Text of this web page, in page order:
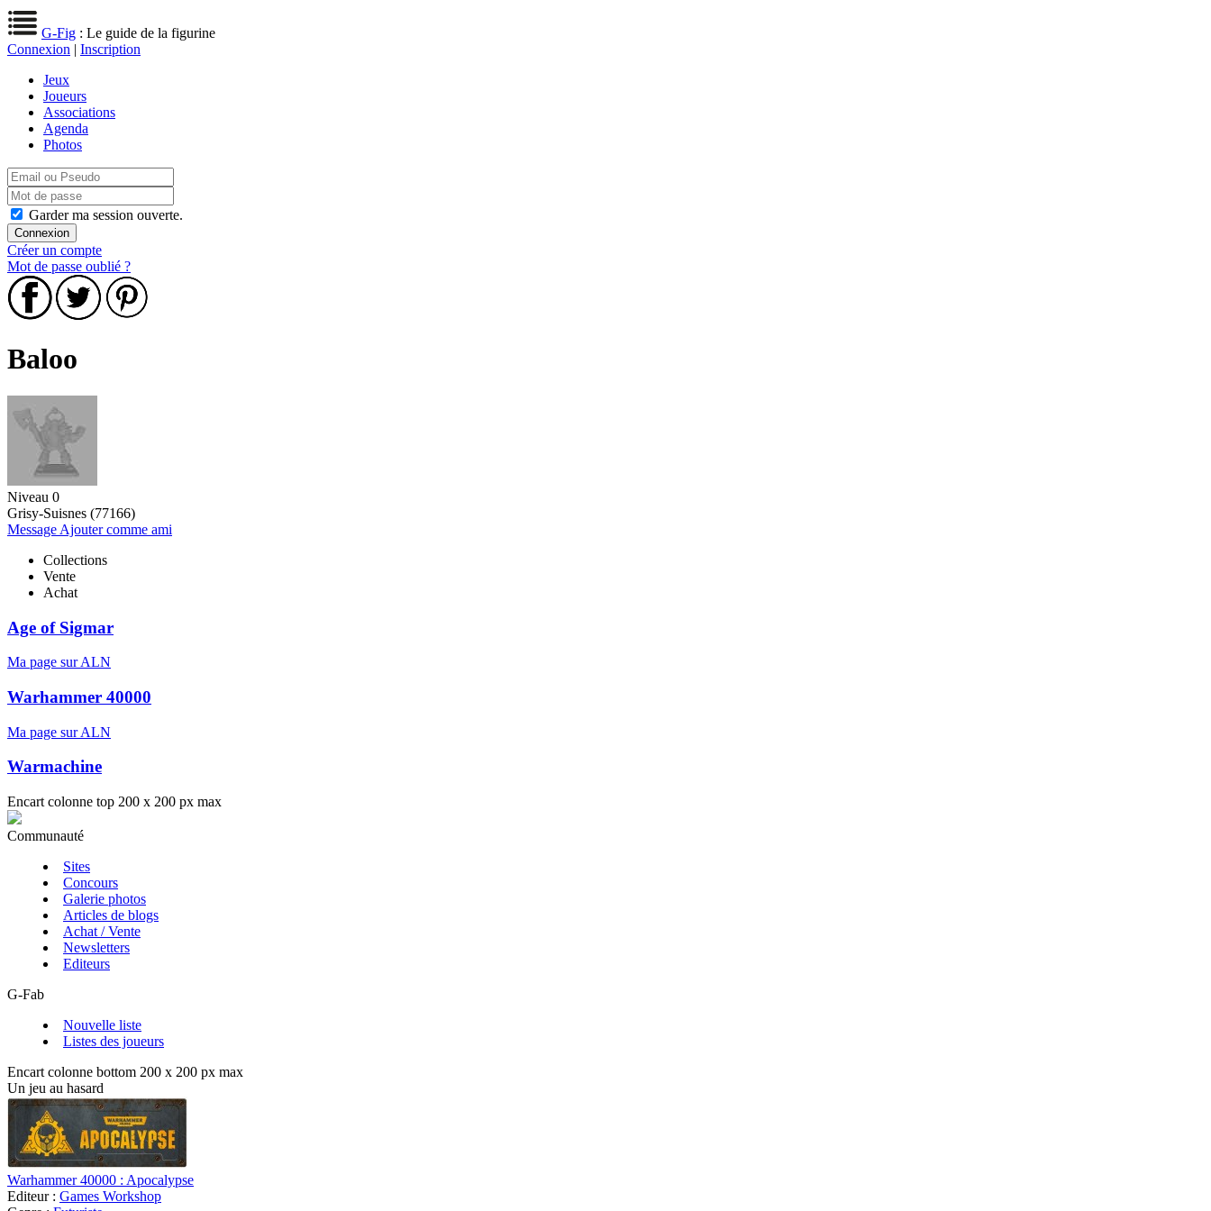
G-Fig : Le guide de la figurine
Connexion | Inscription
Jeux
Joueurs
Associations
Agenda
Photos
Garder ma session ouverte.
Créer un compte
Mot de passe oublié ?
Baloo
Niveau 0
Grisy-Suisnes (77166)
Message Ajouter comme ami
Collections
Vente
Achat
Age of Sigmar
Ma page sur ALN
Warhammer 40000
Ma page sur ALN
Warmachine
Encart colonne top 200 x 200 px max
Communauté
Sites
Concours
Galerie photos
Articles de blogs
Achat / Vente
Newsletters
Editeurs
G-Fab
Nouvelle liste
Listes des joueurs
Encart colonne bottom 200 x 200 px max
Un jeu au hasard
Warhammer 40000 : Apocalypse
Editeur : Games Workshop